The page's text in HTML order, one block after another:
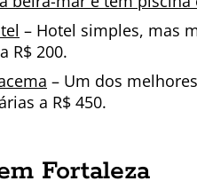
– Hotel simples, mas
R$ 200.
– Um dos
a R$ 450.
Fortaleza